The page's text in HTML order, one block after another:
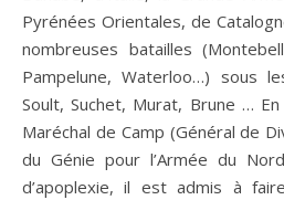
Pyrénées Orientales, de
nombreuses batailles
Pampelune, Waterloo…) sous
Soult, Suchet, Murat, Brune …
Maréchal de Camp (Général de
du Génie pour l’Armée du
d’apoplexie, il est admis à